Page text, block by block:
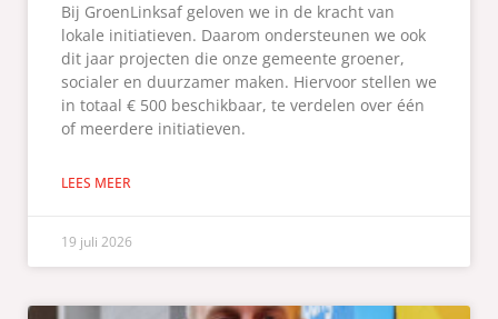
Bij GroenLinksaf geloven we in de kracht van
lokale initiatieven. Daarom ondersteunen we ook
dit jaar projecten die onze gemeente groener,
socialer en duurzamer maken. Hiervoor stellen we
in totaal € 500 beschikbaar, te verdelen over één
of meerdere initiatieven.
LEES MEER
19 juli 2026